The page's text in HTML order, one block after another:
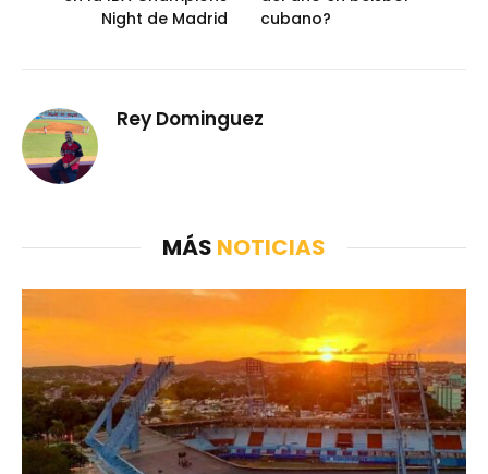
Night de Madrid
cubano?
Rey Dominguez
MÁS NOTICIAS